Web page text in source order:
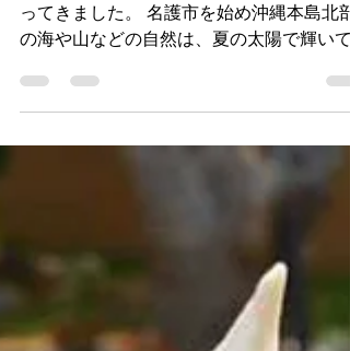
6月29日月曜日、梅雨も明け本格的な夏が
ってきました。 名護市を始め沖縄本島北部
の海や山などの自然は、夏の太陽で輝いて